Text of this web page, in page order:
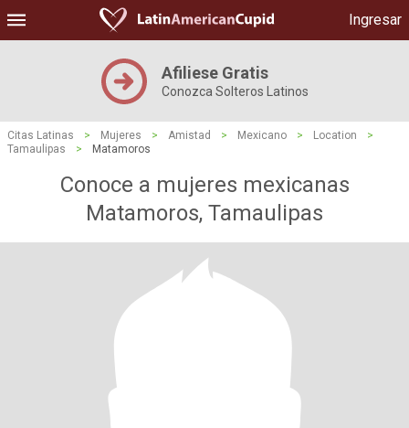
Ingresar
Afiliese Gratis
Conozca Solteros Latinos
Citas Latinas > Mujeres > Amistad > Mexicano > Location
>
Tamaulipas
> Matamoros
Conoce a mujeres mexicanas
Matamoros, Tamaulipas